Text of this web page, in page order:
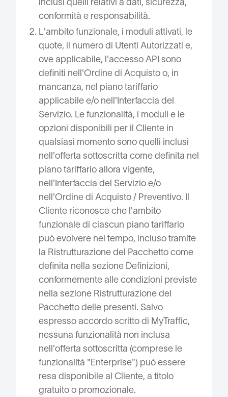
inclusi quelli relativi a dati, sicurezza,
conformità e responsabilità.
L'ambito funzionale, i moduli attivati, le
quote, il numero di Utenti Autorizzati e,
ove applicabile, l'accesso API sono
definiti nell'Ordine di Acquisto o, in
mancanza, nel piano tariffario
applicabile e/o nell'Interfaccia del
Servizio. Le funzionalità, i moduli e le
opzioni disponibili per il Cliente in
qualsiasi momento sono quelli inclusi
nell'offerta sottoscritta come definita nel
piano tariffario allora vigente,
nell'Interfaccia del Servizio e/o
nell'Ordine di Acquisto / Preventivo. Il
Cliente riconosce che l'ambito
funzionale di ciascun piano tariffario
può evolvere nel tempo, incluso tramite
la Ristrutturazione del Pacchetto come
definita nella sezione Definizioni,
conformemente alle condizioni previste
nella sezione Ristrutturazione del
Pacchetto delle presenti. Salvo
espresso accordo scritto di MyTraffic,
nessuna funzionalità non inclusa
nell'offerta sottoscritta (comprese le
funzionalità "Enterprise") può essere
resa disponibile al Cliente, a titolo
gratuito o promozionale.